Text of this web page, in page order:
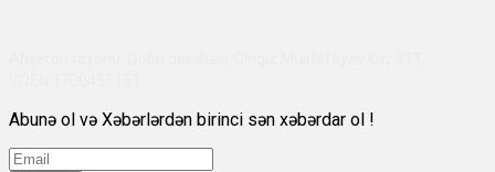
Abunə ol və Xəbərlərdən birinci sən xəbərdar ol !